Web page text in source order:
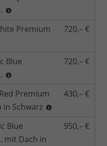
Premium
720,– €
Blue
720,– €
Premium
in Schwarz
430,– €
Blue
mit Dach in
950,– €